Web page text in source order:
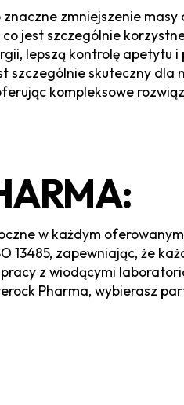
zmniejszenie masy
jest szczególnie
lepszą kontrolę apetytu
szczególnie skuteczny
kompleksowe
w każdym
13485, zapewniając, że
z wiodącymi
Pharma, wybierasz